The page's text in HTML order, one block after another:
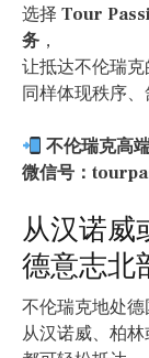
选择 Tour
务 ，
让抵达不伦瑞克
同样体现秩序、
不伦瑞克高
微信号：
从汉诺威
德意志北
不伦瑞克地处德
从汉诺威、柏林